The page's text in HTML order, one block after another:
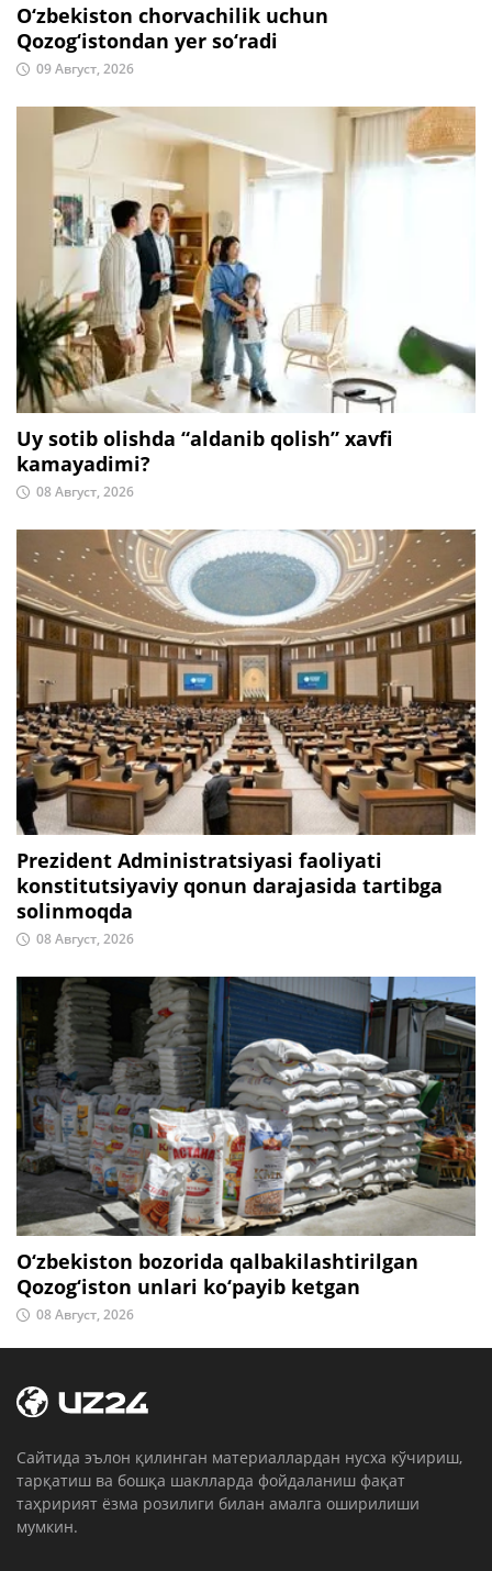
O‘zbekiston chorvachilik uchun
Qozog‘istondan yer so‘radi
09 Август, 2026
Uy sotib olishda “aldanib qolish” xavfi
kamayadimi?
08 Август, 2026
Prezident Administratsiyasi faoliyati
konstitutsiyaviy qonun darajasida tartibga
solinmoqda
08 Август, 2026
O‘zbekiston bozorida qalbakilashtirilgan
Qozog‘iston unlari ko‘payib ketgan
08 Август, 2026
Cайтида эълон қилинган материаллардан нусха кўчириш,
тарқатиш ва бошқа шаклларда фойдаланиш фақат
таҳририят ёзма розилиги билан амалга оширилиши
мумкин.